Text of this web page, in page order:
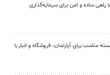
راهی ساده و امن برای سرمایه‌گذاری
مناسب برای آپارتمان، فروشگاه و انبار با